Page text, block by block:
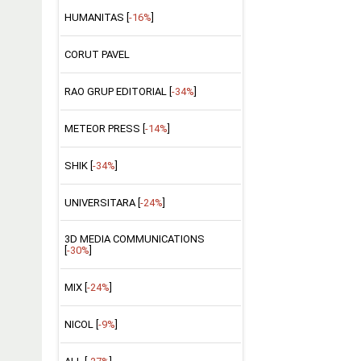
HUMANITAS [ -16%
CORUT PAVEL
RAO GRUP EDITORIAL [ -34%
METEOR PRESS [ -14%
SHIK [-34%]
UNIVERSITARA [-24%]
3D MEDIA COMMUNICATIONS
-30%
MIX [ -24%
NICOL [ -9%